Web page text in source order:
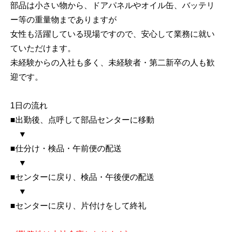
部品は小さい物から、ドアパネルやオイル缶、バッテリ
ー等の重量物までありますが
女性も活躍している現場ですので、安心して業務に就い
ていただけます。
未経験からの入社も多く、未経験者・第二新卒の人も歓
迎です。
1日の流れ
■出勤後、点呼して部品センターに移動
▼
■仕分け・検品・午前便の配送
▼
■センターに戻り、検品・午後便の配送
▼
■センターに戻り、片付けをして終礼